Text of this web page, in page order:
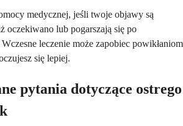
medycznej, jeśli twoje objawy są
oczekiwano lub pogarszają się po
leczenie może zapobiec powikłaniom
się lepiej.
pytania dotyczące ostrego